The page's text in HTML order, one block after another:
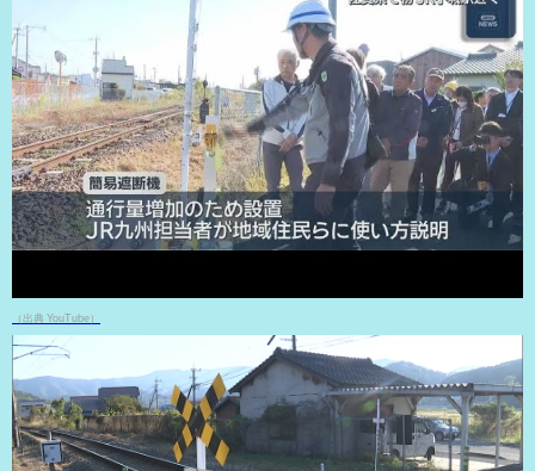
（出典 YouTube）